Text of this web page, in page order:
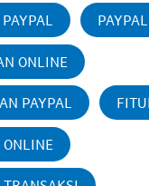
PAYPAL
ONLINE
PAYPAL